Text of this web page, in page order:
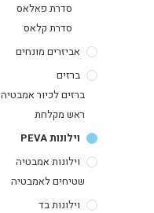
סדרת פאלאס
סדרת קלאס
אביזרים מונחים
ברזים
ברזים לכיור אמבטיה
ראש מקלחת
וילונות PEVA
וילונות אמבטיה
שטיחים לאמבטיה
וילונות בד